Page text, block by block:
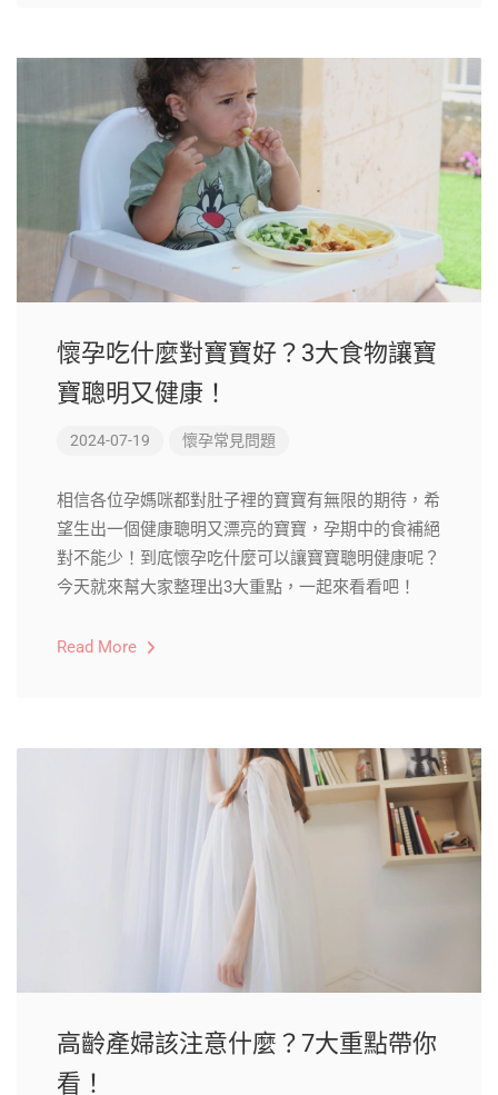
懷孕吃什麼對寶寶好？3大食物讓寶
寶聰明又健康！
2024-07-19 懷孕常見問題
相信各位孕媽咪都對肚子裡的寶寶有無限的期待，希
望生出一個健康聰明又漂亮的寶寶，孕期中的食補絕
對不能少！到底懷孕吃什麼可以讓寶寶聰明健康呢？
今天就來幫大家整理出3大重點，一起來看看吧！
Read More
高齡產婦該注意什麼？7大重點帶你
看！